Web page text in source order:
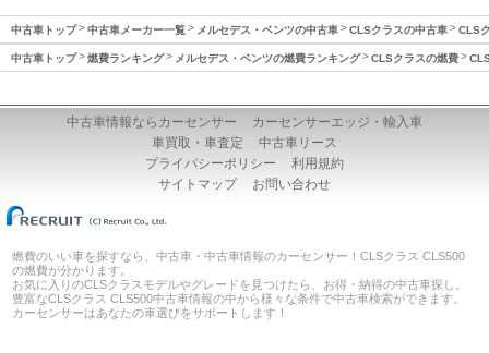
中古車トップ 中古車メーカー一覧 メルセデス・ベンツの中古車 CLSクラスの中古車 CLS
中古車トップ 燃費ランキング メルセデス・ベンツの燃費ランキング CLSクラスの燃費
中古車情報ならカーセンサー
カーセンサーエッジ・輸入車
車買取・車査定
中古車リース
プライバシーポリシー
利用規約
サイトマップ
お問い合わせ
燃費のいい車を探すなら、中古車・中古車情報のカーセンサー！CLSクラス CLS500
の燃費が分かります。
お気に入りのCLSクラスモデルやグレードを見つけたら、お得・納得の中古車探し。
豊富なCLSクラス CLS500中古車情報の中から様々な条件で中古車検索ができます。
カーセンサーはあなたの車選びをサポートします！